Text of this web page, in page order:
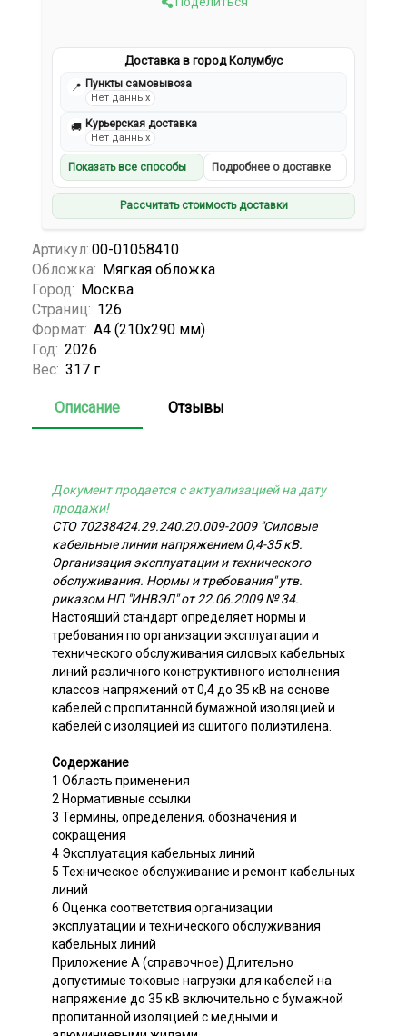
Доставка в город Колумбус
📍 Пункты самовывоза
Нет данных
🚚 Курьерская доставка
Нет данных
Показать все способы Подробнее о доставке
Рассчитать стоимость доставки
Артикул: 00-01058410
Обложка: Мягкая обложка
Город: Москва
Страниц: 126
Формат: А4 (210x290 мм)
Год: 2026
Вес: 317 г
Описание Отзывы
Документ продается с актуализацией на дату
продажи!
СТО 70238424.29.240.20.009-2009 "Силовые
кабельные линии напряжением 0,4-35 кВ.
Организация эксплуатации и технического
обслуживания. Нормы и требования" утв.
риказом НП "ИНВЭЛ" от 22.06.2009 № 34.
Настоящий стандарт определяет нормы и
требования по организации эксплуатации и
технического обслуживания силовых кабельных
линий различного конструктивного исполнения
классов напряжений от 0,4 до 35 кВ на основе
кабелей с пропитанной бумажной изоляцией и
кабелей с изоляцией из сшитого полиэтилена.
Содержание
1 Область применения
2 Нормативные ссылки
3 Термины, определения, обозначения и
сокращения
4 Эксплуатация кабельных линий
5 Техническое обслуживание и ремонт кабельных
линий
6 Оценка соответствия организации
эксплуатации и технического обслуживания
кабельных линий
Приложение А (справочное) Длительно
допустимые токовые нагрузки для кабелей на
напряжение до 35 кВ включительно с бумажной
пропитанной изоляцией с медными и